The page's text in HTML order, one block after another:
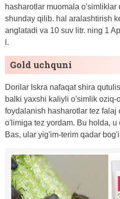
hasharotlar muomala o'simliklar
shunday qilib. hal aralashtirish
anglatadi va 10 suv litr. ning 1
l.
Gold uchquni
Dorilar Iskra nafaqat shira
balki yaxshi kaliyli o'simlik oziq-
foydalanish hasharotlar tez falaj
o'limiga tez yordam. Bu holda, u
Bas, ular yig'im-terim qadar